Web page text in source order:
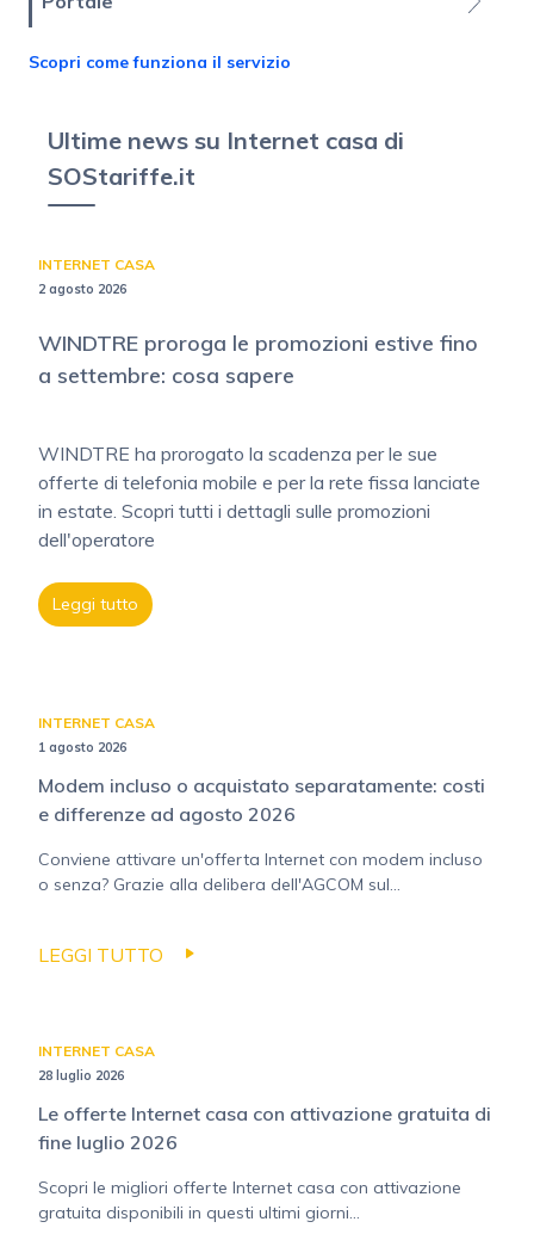
Scopri come funziona il servizio
Ultime news su Internet casa di
SOStariffe.it
INTERNET CASA
2 agosto 2026
WINDTRE proroga le promozioni estive fino
a settembre: cosa sapere
WINDTRE ha prorogato la scadenza per le sue
offerte di telefonia mobile e per la rete fissa lanciate
in estate. Scopri tutti i dettagli sulle promozioni
dell'operatore
Leggi tutto
INTERNET CASA
1 agosto 2026
Modem incluso o acquistato separatamente: costi
e differenze ad agosto 2026
Conviene attivare un'offerta Internet con modem incluso
o senza? Grazie alla delibera dell'AGCOM sul...
LEGGI TUTTO
INTERNET CASA
28 luglio 2026
Le offerte Internet casa con attivazione gratuita di
fine luglio 2026
Scopri le migliori offerte Internet casa con attivazione
gratuita disponibili in questi ultimi giorni...